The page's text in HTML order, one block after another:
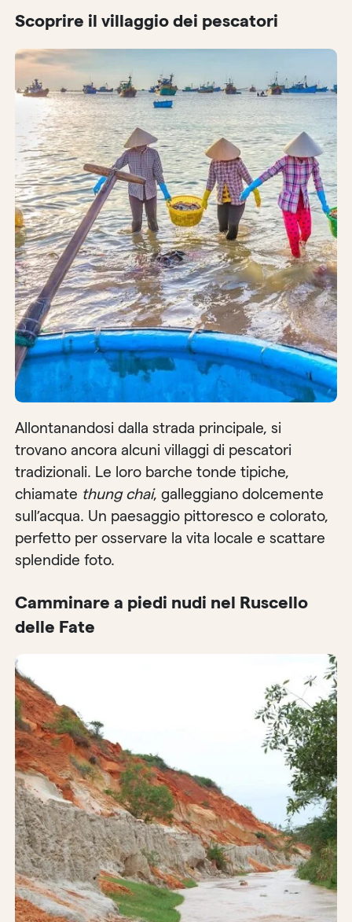
Scoprire il villaggio dei pescatori
Allontanandosi dalla strada principale, si
trovano ancora alcuni villaggi di pescatori
tradizionali. Le loro barche tonde tipiche,
chiamate thung chai, galleggiano dolcemente
sull’acqua. Un paesaggio pittoresco e colorato,
perfetto per osservare la vita locale e scattare
splendide foto.
Camminare a piedi nudi nel Ruscello
delle Fate